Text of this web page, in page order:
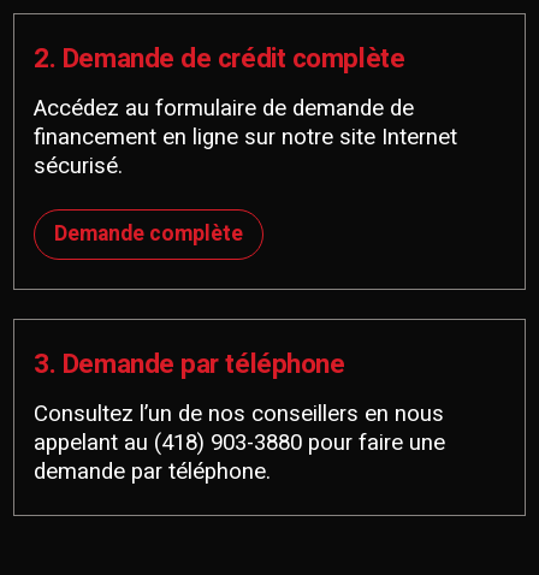
2. Demande de crédit complète
Accédez au formulaire de demande de
financement en ligne sur notre site Internet
sécurisé.
Demande complète
3. Demande par téléphone
Consultez l’un de nos conseillers en nous
appelant au (418) 903-3880 pour faire une
demande par téléphone.